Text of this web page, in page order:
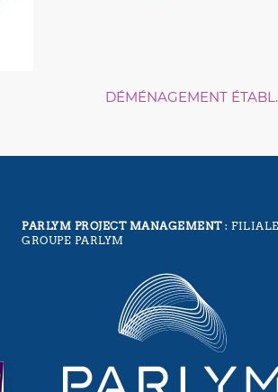
DÉMÉNAGEMENT
PARLYM PROJECT MANAGEMENT:
GROUPE PARLYM